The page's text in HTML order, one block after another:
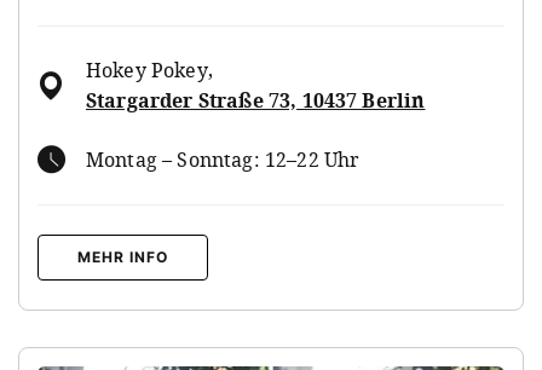
Hokey Pokey,
Stargarder Straße 73, 10437 Berlin
Montag – Sonntag: 12–22 Uhr
MEHR INFO